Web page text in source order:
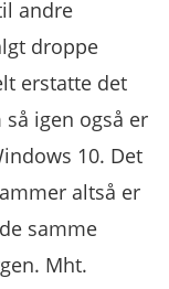
andre
droppe
erstatte det
så igen også er
10. Det
altså er
samme
Mht.